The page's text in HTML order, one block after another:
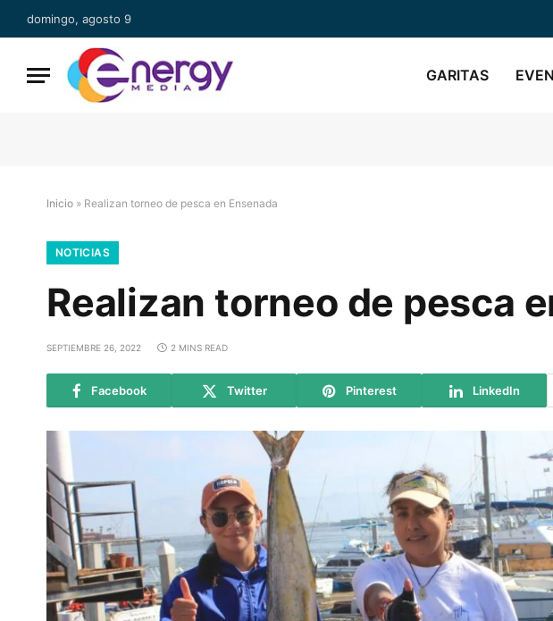
domingo, agosto 9
GARITAS
Inicio » Realizan torneo de pesca en Ensenada
NOTICIAS
Realizan torneo de pesca
SEPTIEMBRE 26, 2022 2 MINS READ
Facebook Twitter Pinterest LinkedIn